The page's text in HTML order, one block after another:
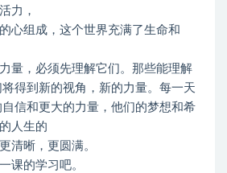
力，
心组成，这个世界充满了生命和
量，必须先理解它们。那些能理解
得到新的视角，新的力量。每一天
信和更大的力量，他们的梦想和希
人生的
清晰，更圆满。
课的学习吧。